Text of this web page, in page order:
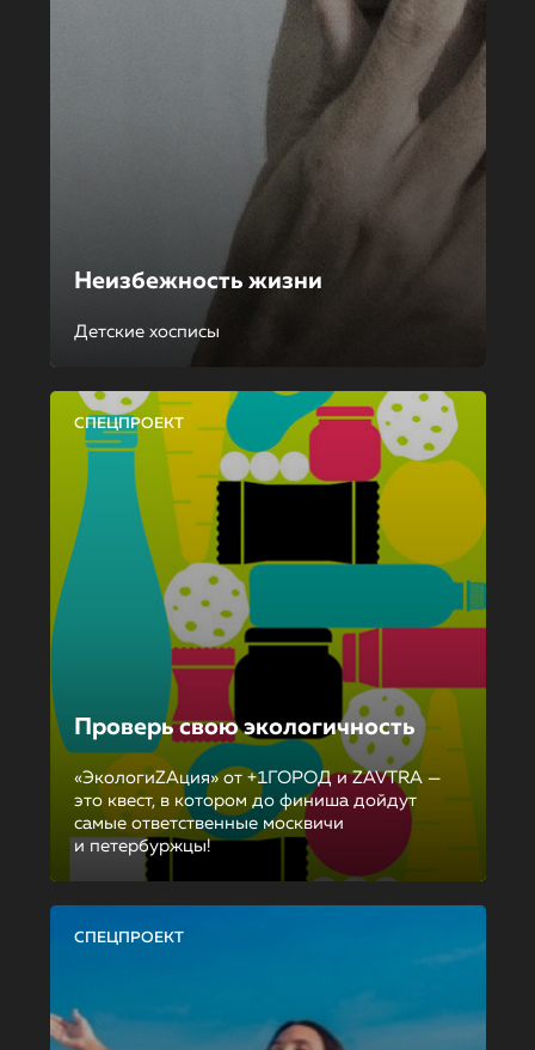
Неизбежность жизни
Детские хосписы
СПЕЦПРОЕКТ
Проверь свою экологичность
«ЭкологиZAция» от +1ГОРОД и ZAVTRA —
это квест, в котором до финиша дойдут
самые ответственные москвичи
и петербуржцы!
СПЕЦПРОЕКТ